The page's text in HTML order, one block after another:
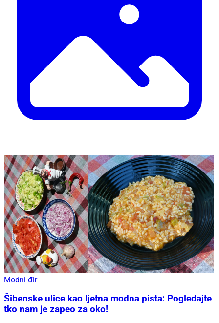
Modni đir
Šibenske ulice kao ljetna modna pista: Pogledajte
tko nam je zapeo za oko!